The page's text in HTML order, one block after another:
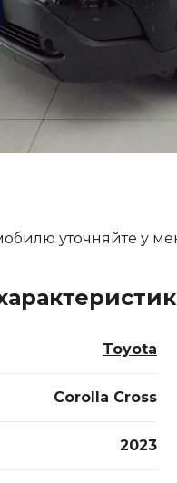
уточняйте у
Toyota
Corolla Cross
2023